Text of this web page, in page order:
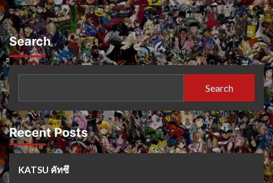
Search
Search
Recent Posts
KATSU คัทซึ